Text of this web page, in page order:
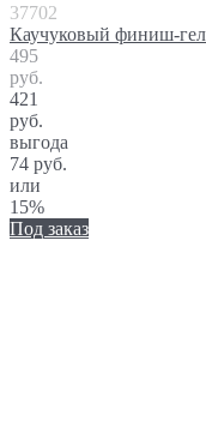
37702
Каучуковый финиш-
495
руб.
421
руб.
выгода
74 руб.
или
15%
Под заказ